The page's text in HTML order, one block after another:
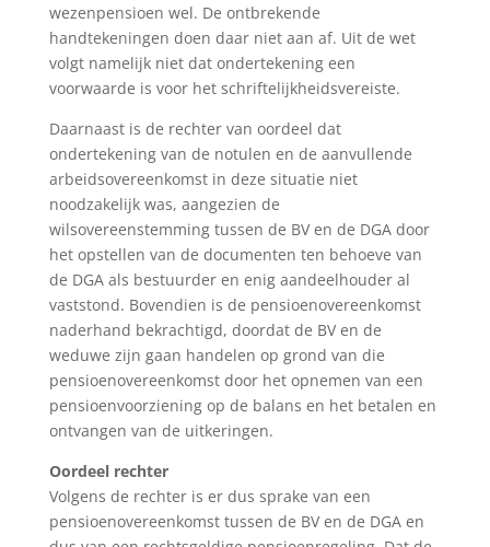
wezenpensioen wel. De ontbrekende
handtekeningen doen daar niet aan af. Uit de wet
volgt namelijk niet dat ondertekening een
voorwaarde is voor het schriftelijkheidsvereiste.
Daarnaast is de rechter van oordeel dat
ondertekening van de notulen en de aanvullende
arbeidsovereenkomst in deze situatie niet
noodzakelijk was, aangezien de
wilsovereenstemming tussen de BV en de DGA door
het opstellen van de documenten ten behoeve van
de DGA als bestuurder en enig aandeelhouder al
vaststond. Bovendien is de pensioenovereenkomst
naderhand bekrachtigd, doordat de BV en de
weduwe zijn gaan handelen op grond van die
pensioenovereenkomst door het opnemen van een
pensioenvoorziening op de balans en het betalen en
ontvangen van de uitkeringen.
Oordeel rechter
Volgens de rechter is er dus sprake van een
pensioenovereenkomst tussen de BV en de DGA en